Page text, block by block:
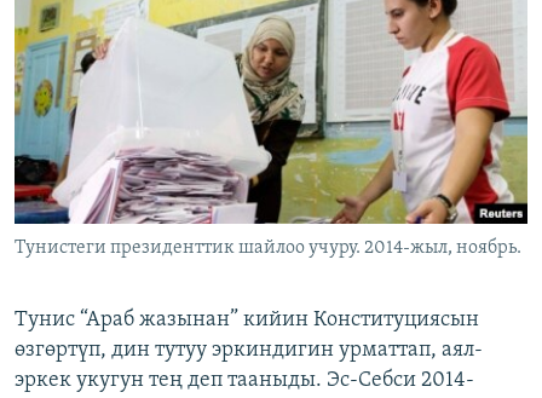
Тунистеги президенттик шайлоо учуру. 2014-жыл, ноябрь.
Тунис “Араб жазынан” кийин Конституциясын
өзгөртүп, дин тутуу эркиндигин урматтап, аял-
эркек укугун тең деп тааныды. Эс-Себси 2014-